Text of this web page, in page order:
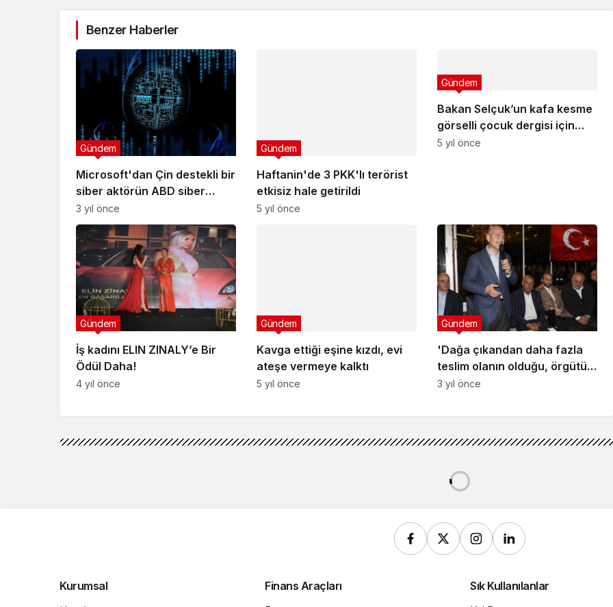
Benzer Haberler
Microsoft'dan Çin destekli bir
siber aktörün ABD siber
altyapılarını hedef aldığı
uyarısı
Gündem
3 yıl önce
Bakan Selçuk’un kafa kesme
görselli çocuk dergisi için
verdiği yanıt tepki çekti
Gündem
5 yıl önce
İş kadını ELIN ZINALY’e Bir
Ödül Daha!
Gündem
4 yıl önce
'Dağa çıkandan daha fazla
teslim olanın olduğu, örgütün
çözüldüğü bir döneme geldik'
Gündem
3 yıl önce
Teknoloji tutkunları, Advantech Connect’in yerel etkinliğinde bir araya gelecek
Teknoloji tutkunları, Advantech Connect’in yerel